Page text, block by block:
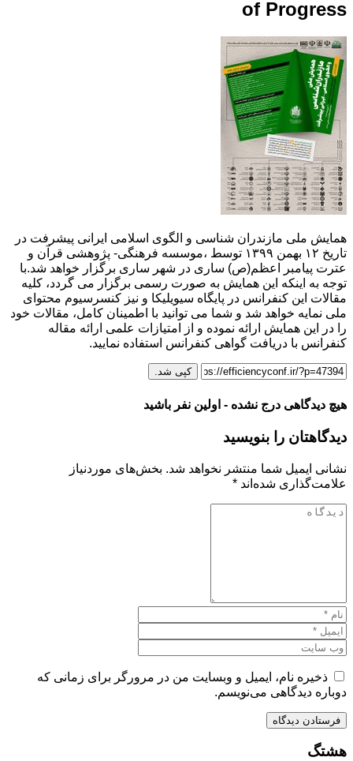
of Progress
همایش ملی مازندران شناسی و الگوی اسلامی ایرانی پیشرفت در
تاریخ ۱۲ بهمن ۱۳۹۹ توسط ،موسسه فرهنگی- پژوهشی قرآن و
عترت پیامبر اعظم(ص) ساری در شهر ساری برگزار خواهد شد.با
توجه به اینکه این همایش به صورت رسمی برگزار می گردد، کلیه
مقالات این کنفرانس در پایگاه سیویلیکا و نیز کنسرسیوم محتوای
ملی نمایه خواهد شد و شما می توانید با اطمینان کامل، مقالات خود
را در این همایش ارائه نموده و از امتیازات علمی ارائه مقاله
کنفرانس با دریافت گواهی کنفرانس استفاده نمایید.
کپی شد.
هیچ دیدگاهی درج نشده - اولین نفر باشید
دیدگاهتان را بنویسید
نشانی ایمیل شما منتشر نخواهد شد. بخش‌های موردنیاز
علامت‌گذاری شده‌اند *
ذخیره نام، ایمیل و وبسایت من در مرورگر برای زمانی که
دوباره دیدگاهی می‌نویسم.
هشتگ